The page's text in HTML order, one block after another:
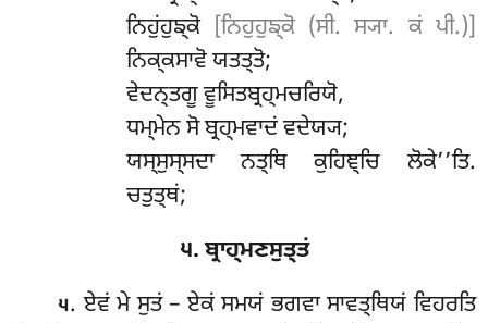
ਨਿਹੁਂਹੁਙ੍ਕੋ [ਨਿਹੁਹੁਙ੍ਕੋ (ਸੀ. ਸ੍ਯਾ. ਕਂ ਪੀ.)]
ਨਿਕ੍ਕਸਾਵੋ ਯਤਤ੍ਤੋ;
ਵੇਦਨ੍ਤਗੂ ਵੂਸਿਤਬ੍ਰਹ੍ਮਚਰਿਯੋ,
ਧਮ੍ਮੇਨ ਸੋ ਬ੍ਰਹ੍ਮਵਾਦਂ ਵਦੇਯ੍ਯ;
ਯਸ੍ਸੁਸ੍ਸਦਾ ਨਤ੍ਥਿ ਕੁਹਿਞ੍ਚਿ ਲੋਕੇ’’ਤਿ.
ਚਤੁਤ੍ਥਂ;
੫. ਬ੍ਰਾਹ੍ਮਣਸੁਤ੍ਤਂ
੫. ਏਵਂ ਮੇ ਸੁਤਂ – ਏਕਂ ਸਮਯਂ ਭਗਵਾ ਸਾਵਤ੍ਥਿਯਂ ਵਿਹਰਤਿ